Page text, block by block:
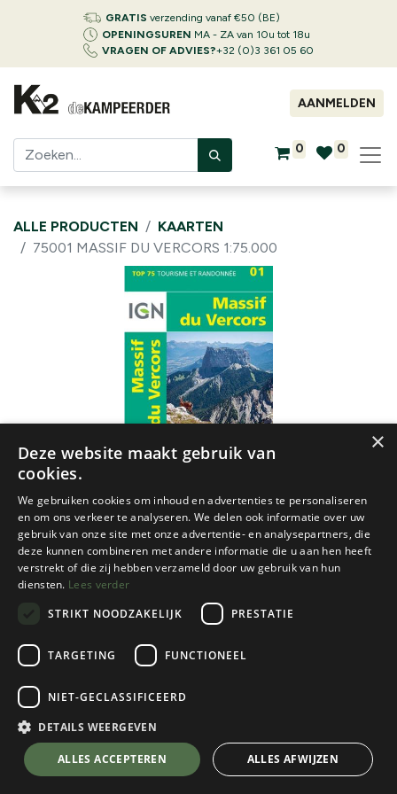
GRATIS verzending vanaf €50 (BE)
OPENINGSUREN MA - ZA van 10u tot 18u
VRAGEN OF ADVIES?+32 (0)3 361 05 60
AANMELDEN
0 0
ALLE PRODUCTEN
KAARTEN
75001 MASSIF DU VERCORS 1:75.000
IGN
75001 Massif du Vercors 1:75.000
€
10,95
💬 Stel je vraag over dit product via WhatsApp
×
Deze website maakt gebruik van
cookies.
We gebruiken cookies om inhoud en advertenties te personaliseren
en om ons verkeer te analyseren. We delen ook informatie over uw
gebruik van onze site met onze advertentie- en analysepartners, die
deze kunnen combineren met andere informatie die u aan hen heeft
verstrekt of die zij hebben verzameld door uw gebruik van hun
diensten. Lees verder
STRIKT NOODZAKELIJK
PRESTATIE
TARGETING FUNCTIONEEL
NIET-GECLASSIFICEERD
DETAILS WEERGEVEN
ALLES ACCEPTEREN ALLES AFWIJZEN